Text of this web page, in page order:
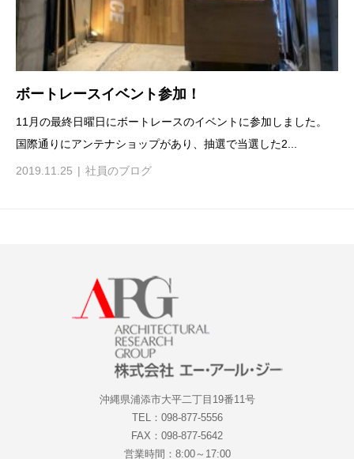
ボートレースイベント参加！
11月の最終日曜日にボートレースのイベントに参加しました。
国際通りにアンテナショップがあり、抽選で当選した2...
2019.11.25 社員のブログ
沖縄県浦添市大平二丁目19番11号
TEL：098-877-5556
FAX：098-877-5642
営業時間：8:00～17:00